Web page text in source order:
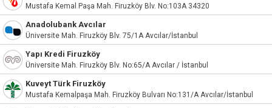
Mustafa Kemal Paşa Mah. Firuzköy Blv. No:103A 34320
Anadolubank Avcılar
Üniversite Mah. Firuzköy Blv. 75/1A Avcılar/İstanbul
Yapı Kredi Firuzköy
Üniversite Mah. Firuzköy Blv. No:65/A Avcılar / İstanbul
Kuveyt Türk Firuzköy
Mustafa Kemalpaşa Mah. Firuzköy Bulvarı No:131/A Avcılar/İstanbul